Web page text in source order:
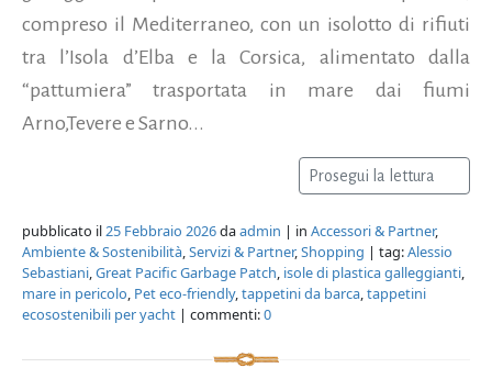
compreso il Mediterraneo, con un isolotto di rifiuti
tra l’Isola d’Elba e la Corsica, alimentato dalla
“pattumiera” trasportata in mare dai fiumi
Arno,Tevere e Sarno...
Prosegui la lettura
pubblicato il25 Febbraio 2026daadmin | in Accessori & Partner,
Ambiente & Sostenibilità,Servizi & Partner,Shopping | tag:Alessio
Sebastiani,Great Pacific Garbage Patch, isole di plastica galleggianti,
mare in pericolo, Pet eco-friendly,tappetini da barca,tappetini
ecosostenibili per yacht | commenti:0